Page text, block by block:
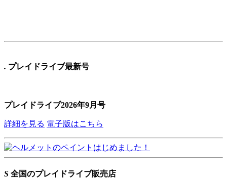
. プレイドライブ最新号
プレイドライブ2026年9月号
詳細を見る 電子版はこちら
S 全国のプレイドライブ販売店